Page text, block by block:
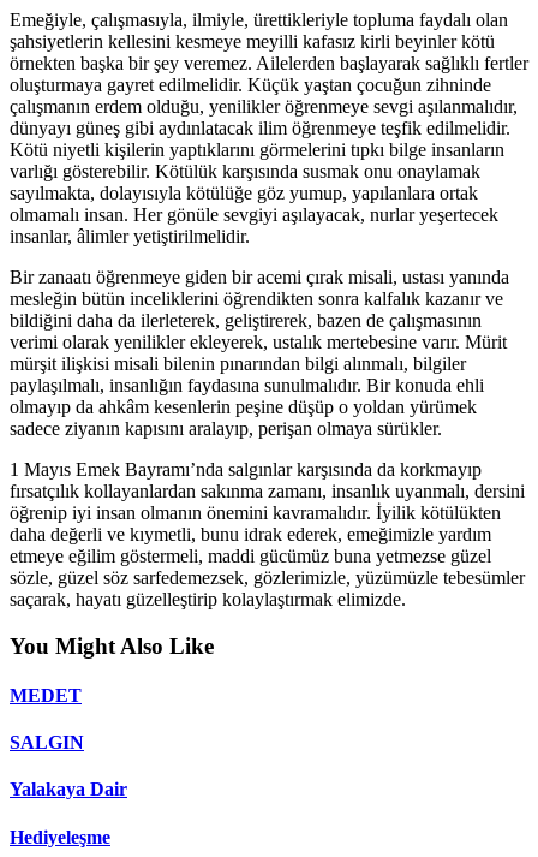
Emeğiyle, çalışmasıyla, ilmiyle, ürettikleriyle topluma faydalı olan
şahsiyetlerin kellesini kesmeye meyilli kafasız kirli beyinler kötü
örnekten başka bir şey veremez. Ailelerden başlayarak sağlıklı fertler
oluşturmaya gayret edilmelidir. Küçük yaştan çocuğun zihninde
çalışmanın erdem olduğu, yenilikler öğrenmeye sevgi aşılanmalıdır,
dünyayı güneş gibi aydınlatacak ilim öğrenmeye teşfik edilmelidir.
Kötü niyetli kişilerin yaptıklarını görmelerini tıpkı bilge insanların
varlığı gösterebilir. Kötülük karşısında susmak onu onaylamak
sayılmakta, dolayısıyla kötülüğe göz yumup, yapılanlara ortak
olmamalı insan. Her gönüle sevgiyi aşılayacak, nurlar yeşertecek
insanlar, âlimler yetiştirilmelidir.
Bir zanaatı öğrenmeye giden bir acemi çırak misali, ustası yanında
mesleğin bütün inceliklerini öğrendikten sonra kalfalık kazanır ve
bildiğini daha da ilerleterek, geliştirerek, bazen de çalışmasının
verimi olarak yenilikler ekleyerek, ustalık mertebesine varır. Mürit
mürşit ilişkisi misali bilenin pınarından bilgi alınmalı, bilgiler
paylaşılmalı, insanlığın faydasına sunulmalıdır. Bir konuda ehli
olmayıp da ahkâm kesenlerin peşine düşüp o yoldan yürümek
sadece ziyanın kapısını aralayıp, perişan olmaya sürükler.
1 Mayıs Emek Bayramı’nda salgınlar karşısında da korkmayıp
fırsatçılık kollayanlardan sakınma zamanı, insanlık uyanmalı, dersini
öğrenip iyi insan olmanın önemini kavramalıdır. İyilik kötülükten
daha değerli ve kıymetli, bunu idrak ederek, emeğimizle yardım
etmeye eğilim göstermeli, maddi gücümüz buna yetmezse güzel
sözle, güzel söz sarfedemezsek, gözlerimizle, yüzümüzle tebesümler
saçarak, hayatı güzelleştirip kolaylaştırmak elimizde.
You Might Also Like
MEDET
SALGIN
Yalakaya Dair
Hediyeleşme